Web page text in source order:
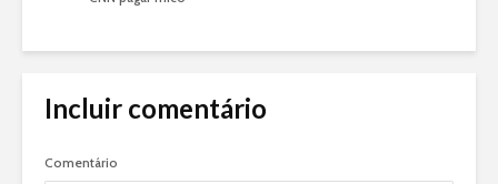
Incluir comentário
Comentário